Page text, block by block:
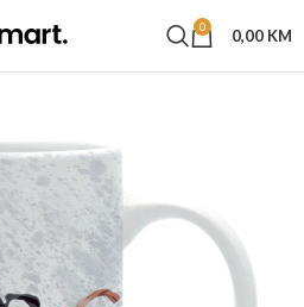
0 0,00 KM